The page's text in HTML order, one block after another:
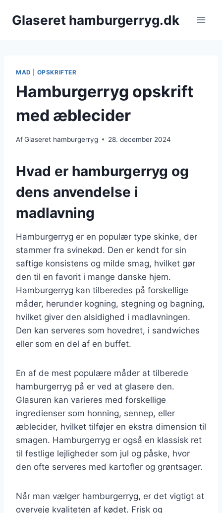
Glaseret hamburgerryg.dk
MAD OPSKRIFTER
Hamburgerryg opskrift
med æblecider
AfGlaseret hamburgerryg 28. december 2024
Hvad er hamburgerryg og
dens anvendelse i
madlavning
Hamburgerryg er en populær type skinke, der
stammer fra svinekød. Den er kendt for sin
saftige konsistens og milde smag, hvilket gør
den til en favorit i mange danske hjem.
Hamburgerryg kan tilberedes på forskellige
måder, herunder kogning, stegning og bagning,
hvilket giver den alsidighed i madlavningen.
Den kan serveres som hovedret, i sandwiches
eller som en del af en buffet.
En af de mest populære måder at tilberede
hamburgerryg på er ved at glasere den.
Glasuren kan varieres med forskellige
ingredienser som honning, sennep, eller
æblecider, hvilket tilføjer en ekstra dimension til
smagen. Hamburgerryg er også en klassisk ret
til festlige lejligheder som jul og påske, hvor
den ofte serveres med kartofler og grøntsager.
Når man vælger hamburgerryg, er det vigtigt at
overveje kvaliteten af kødet. Frisk og